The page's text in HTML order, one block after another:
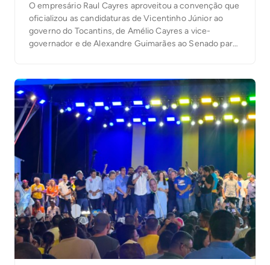
O empresário Raul Cayres aproveitou a convenção que
oficializou as candidaturas de Vicentinho Júnior ao
governo do Tocantins, de Amélio Cayres a vice-
governador e de Alexandre Guimarães ao Senado para
Legislativa e afirmou que pretende atuar em áreas
como saúde, segurança pública […]